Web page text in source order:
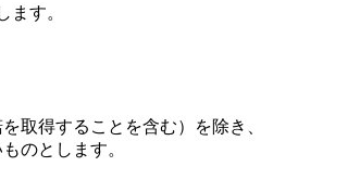
す。
取得することを含む）を除き、
のとします。